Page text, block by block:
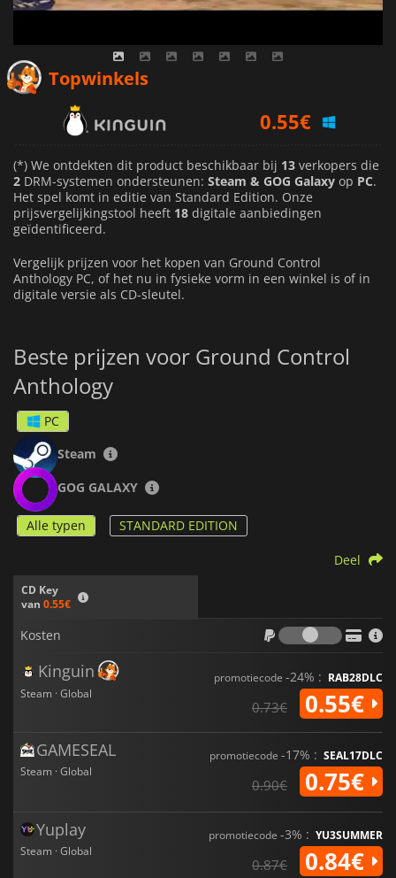
Topwinkels
0.97€
1.19€
(*) We ontdekten dit product beschikbaar bij 13 verkopers die
2 DRM-systemen ondersteunen: Steam & GOG Galaxy op PC.
Het spel komt in editie van Standard Edition. Onze
prijsvergelijkingstool heeft 18 digitale aanbiedingen
geïdentificeerd.
Vergelijk prijzen voor het kopen van Ground Control
Anthology PC, of het nu in fysieke vorm in een winkel is of in
digitale versie als CD-sleutel.
Beste prijzen voor Ground Control
Anthology
PC
Steam
GOG GALAXY
Alle typen STANDARD EDITION
CD Key
van 0.55€
Deel
Kosten
Kosten
Kinguin
Steam · Global
promotiecode -24% : RAB28DLC
0.73€ 0.55€
GAMESEAL
Steam · Global
promotiecode -17% : SEAL17DLC
0.90€ 0.75€
Yuplay
Steam · Global
promotiecode -3% : YU3SUMMER
0.87€ 0.84€